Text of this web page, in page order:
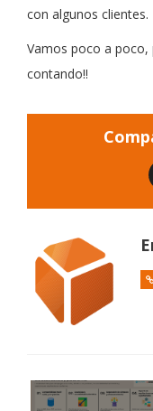
con algunos clientes.
Vamos poco a poco,
contando!!